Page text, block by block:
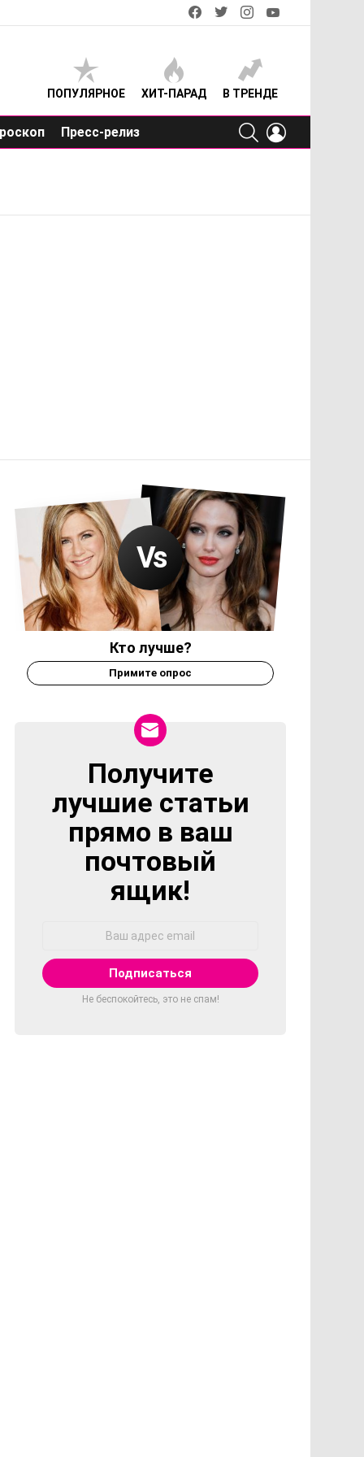
facebooktwitterinstagram
ПОПУЛЯРНОЕ ХИТ-ПАРАД В ТРЕНДЕ
Пресс-релиз
SEARCH
Кто лучше?
Примите опрос
NEWSLETTER
Получите
лучшие статьи
прямо в ваш
почтовый
ящик!
Не беспокойтесь, это не спам!